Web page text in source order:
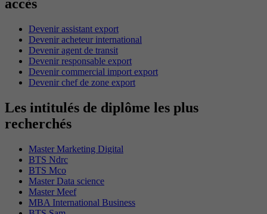
accès
Devenir assistant export
Devenir acheteur international
Devenir agent de transit
Devenir responsable export
Devenir commercial import export
Devenir chef de zone export
Les intitulés de diplôme les plus
recherchés
Master Marketing Digital
BTS Ndrc
BTS Mco
Master Data science
Master Meef
MBA International Business